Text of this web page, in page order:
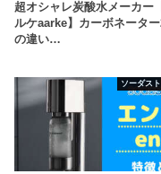
超オシャレ炭酸水メーカー
ルケaarke】カーボネータ
の違い…
ソーダス